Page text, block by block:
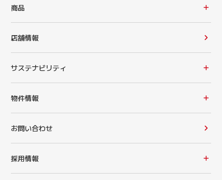
商品
店舗情報
サステナビリティ
物件情報
お問い合わせ
採用情報